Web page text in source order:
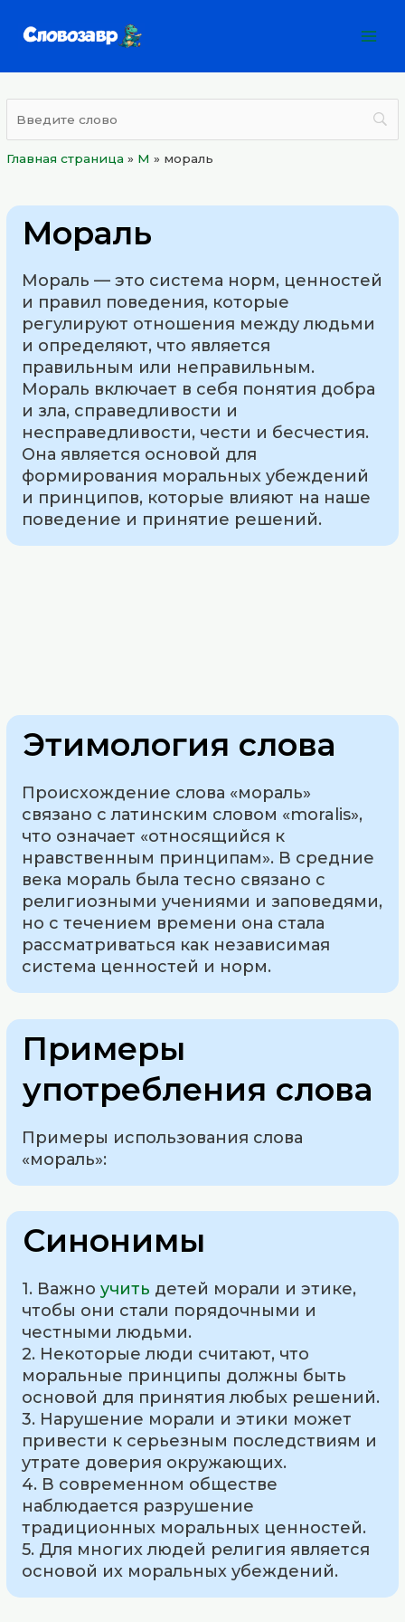
Главная страница » М » мораль
Мораль
Мораль — это система норм, ценностей
и правил поведения, которые
регулируют отношения между людьми
и определяют, что является
правильным или неправильным.
Мораль включает в себя понятия добра
и зла, справедливости и
несправедливости, чести и бесчестия.
Она является основой для
формирования моральных убеждений
и принципов, которые влияют на наше
поведение и принятие решений.
Этимология слова
Происхождение слова «мораль»
связано с латинским словом «moralis»,
что означает «относящийся к
нравственным принципам». В средние
века мораль была тесно связано с
религиозными учениями и заповедями,
но с течением времени она стала
рассматриваться как независимая
система ценностей и норм.
Примеры
употребления слова
Примеры использования слова
«мораль»:
Синонимы
1. Важноучить детей морали и этике,
чтобы они стали порядочными и
честными людьми.
2. Некоторые люди считают, что
моральные принципы должны быть
основой для принятия любых решений.
3. Нарушение морали и этики может
привести к серьезным последствиям и
утрате доверия окружающих.
4. В современном обществе
наблюдается разрушение
традиционных моральных ценностей.
5. Для многих людей религия является
основой их моральных убеждений.